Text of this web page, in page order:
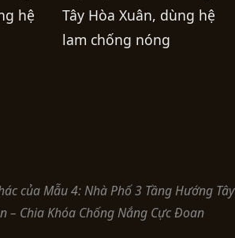
của Mẫu 4: Nhà Phố 3 Tầng Hướng Tây
– Chia Khóa Chống Nắng Cực Đoan